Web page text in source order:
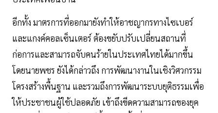
อีกทั้ง มาตรการที่ออกมายังทำให้อาชญากรทางไซเบอร์
และแกงค์คอลเซ็นเตอร์ ต้องขยับปรับเปลี่ยนสถานที่
ก่อการและสามารถจับคนร้ายในประเทศไทยได้มากขึ้น
โดยนายพชร ยังได้กล่าวถึง การพัฒนางานในเชิงวิศวกรรม
โครงสร้างพื้นฐาน และรวมถึงการพัฒนาระบบยุติธรรมเพื่อ
ให้ประชาชนผู้ใช้ปลอดภัย เข้าถึงขีดความสามารถของยุค